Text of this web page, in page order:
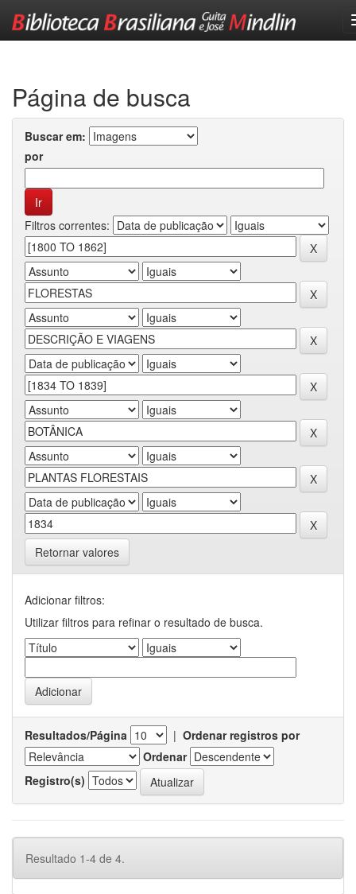
Página de busca
Buscar em:
por
Filtros correntes:
Retornar valores
Adicionar filtros:
Utilizar filtros para refinar o resultado de busca.
Resultados/Página | Ordenar registros por
Ordenar
Registro(s)
Resultado 1-4 de 4.